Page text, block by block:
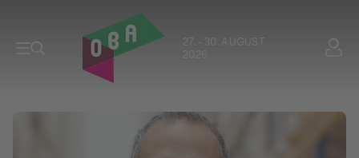
27. - 30. AUGUST